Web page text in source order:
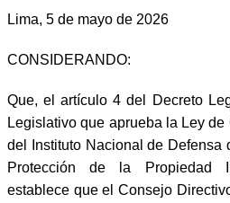
Lima, 5 de mayo de 2026
CONSIDERANDO:
Que, el artículo 4 del Decreto
Legislativo que aprueba la Ley
del Instituto Nacional de Defensa
Protección de la Propiedad
establece que el Consejo